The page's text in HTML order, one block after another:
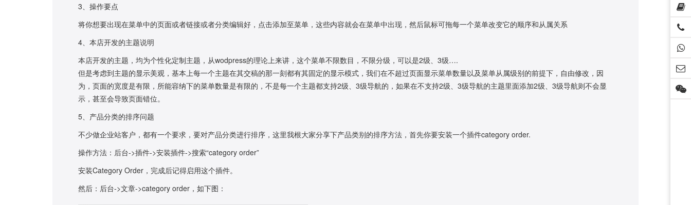
3、操作要点
将你想要出现在菜单中的页面或者链接或者分类编辑好，点击添加至菜单，这些内容就会在菜单中出现，然后鼠标可拖每一个菜单改变它的顺序和从属关系
4、本店开发的主题说明
本店开发的主题，均为个性化定制主题，从wodpress的理论上来讲，这个菜单不限数目，不限分级，可以是2级、3级….
但是考虑到主题的显示美观，基本上每一个主题在其交稿的那一刻都有其固定的显示模式，我们在不超过页面显示菜单数量以及菜单从属级别的前提下，自由修改，因
为，页面的宽度是有限，所能容纳下的菜单数量是有限的，不是每一个主题都支持2级、3级导航的，如果在不支持2级、3级导航的主题里面添加2级、3级导航则不会显
示，甚至会导致页面错位。
5、产品分类的排序问题
不少做企业站客户，都有一个要求，要对产品分类进行排序，这里我根大家分享下产品类别的排序方法，首先你要安装一个插件category order.
操作方法：后台->插件->安装插件->搜索“category order”
安装Category Order，完成后记得启用这个插件。
然后：后台->文章->category order，如下图：